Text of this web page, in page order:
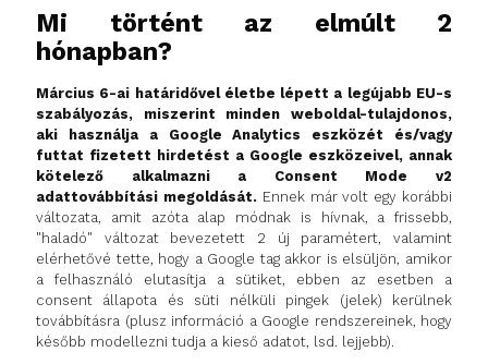
Mi történt az elmúlt 2
hónapban?
Március 6-ai határidővel életbe lépett a legújabb EU-s
szabályozás, miszerint minden weboldal-tulajdonos,
aki használja a Google Analytics eszközét és/vagy
futtat fizetett hirdetést a Google eszközeivel, annak
kötelező alkalmazni a Consent Mode v2
adattovábbítási megoldását.Ennek már volt egy korábbi
változata, amit azóta alap módnak is hívnak, a frissebb,
"haladó" változat bevezetett 2 új paramétert, valamint
elérhetővé tette, hogy a Google tag akkor is elsüljön, amikor
a felhasználó elutasítja a sütiket, ebben az esetben a
consent állapota és süti nélküli pingek (jelek) kerülnek
továbbításra (plusz információ a Google rendszereinek, hogy
később modellezni tudja a kieső adatot, lsd. lejjebb).